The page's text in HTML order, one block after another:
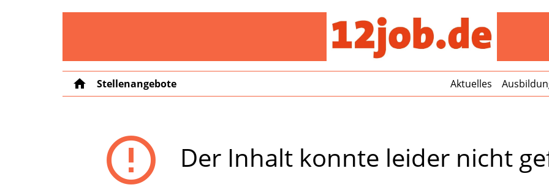
home Stellenangebote Aktuelles
error_outline Der Inhalt konnte leider nicht